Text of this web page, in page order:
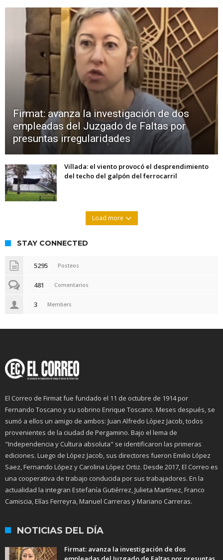
Firmat: avanza la investigación de dos
empleadas del Juzgado de Faltas por
presuntas irregularidades
Villada: el viento provocó el desprendimiento
del techo del galpón del ferrocarril
Load more
STAY CONNECTED
5295 Posteos
481 Comentarios
3 Members
El Correo de Firmat fue fundado el 11 de octubre de 1914 por
Fernando Toscano y su sobrino Enrique Toscano. Meses después, se
sumó a ellos un amigo de ambos: Juan Alfredo López Jacob, todos
provenientes de la ciudad de Pergamino. Bajo el lema de
"Independencia y Cultura absoluta" se identificaron las primeras
ediciones. Luego de López Jacob, sus directores fueron Emilio López
Saez, Fernando López y Carolina López Ortiz. Desde 2017, El Correo es
una cooperativa de trabajo conducida por sus trabajadores. En la
actualidad la integran Estefanía Gutiérrez, Julieta Martínez, Franco
Camiscia, Elías Ferreyra, Manuel Carreras y Mariano Carreras.
NOTICIAS DEL DÍA
Firmat: avanza la investigación de dos